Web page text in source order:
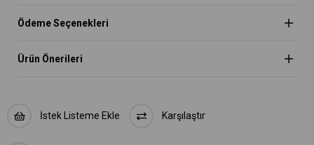
Ödeme Seçenekleri
Ürün Önerileri
İstek Listeme Ekle Karşılaştır